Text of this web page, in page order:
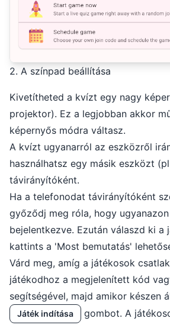
2. A színpad beállítása
Kivetítheted a kvízt egy nagy
projektor). Ez a legjobban akkor
képernyős módra váltasz.
A kvízt ugyanarról az eszközről
használhatsz egy másik eszközt
távirányítóként.
Ha a telefonodat távirányítóként
győződj meg róla, hogy
bejelentkezve. Ezután válaszd ki a
kattints a 'Most bemutatás'
Várd meg, amíg a játékosok
játékodhoz a megjelenített kód
segítségével, majd amikor készen
Játék indítása
gombot. A